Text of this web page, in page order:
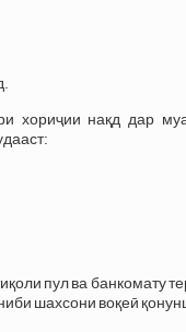
хориҷии нақд дар
пул ва банкомату
шахсони воқеӣ